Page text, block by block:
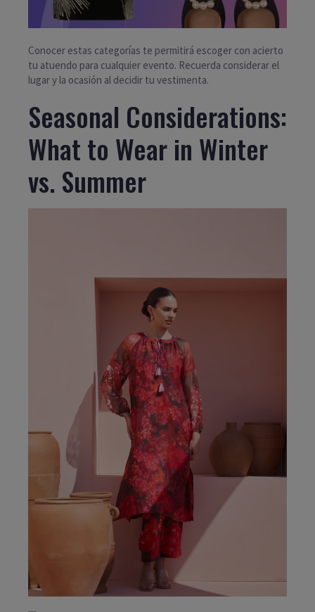
Conocer estas categorías te permitirá escoger con acierto
tu atuendo para cualquier evento. Recuerda considerar el
lugar y la ocasión al decidir tu vestimenta.
Seasonal Considerations:
What to Wear in Winter
vs. Summer